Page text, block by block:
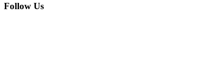
Follow Us